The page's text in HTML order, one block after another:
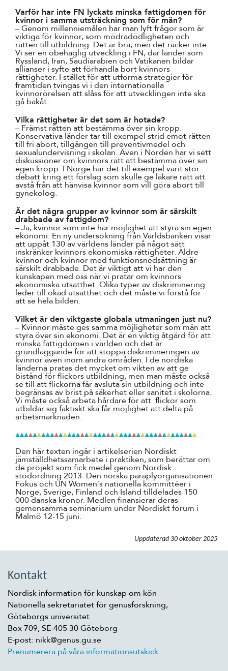
Varför har inte FN lyckats minska fattigdomen för
kvinnor i samma utsträckning som för män?
– Genom millenniemålen har man lyft frågor som är
viktiga för kvinnor, som mödradödligheten och
rätten till utbildning. Det är bra, men det räcker inte.
Vi ser en obehaglig utveckling i FN, där länder som
Ryssland, Iran, Saudiarabien och Vatikanen bildar
allianser i syfte att förhandla bort kvinnors
rättigheter. I stället för att utforma strategier för
framtiden tvingas vi i den internationella
kvinnorörelsen att slåss för att utvecklingen inte ska
gå bakåt.
Vilka rättigheter är det som är hotade?
– Främst rätten att bestämma över sin kropp.
Konservativa länder tar till exempel strid emot rätten
till fri abort, tillgången till preventivmedel och
sexualundervisning i skolan. Även i Norden har vi sett
diskussioner om kvinnors rätt att bestämma över sin
egen kropp. I Norge har det till exempel varit stor
debatt kring ett förslag som skulle ge läkare rätt att
avstå från att hänvisa kvinnor som vill göra abort till
gynekolog.
Är det några grupper av kvinnor som är särskilt
drabbade av fattigdom?
– Ja, kvinnor som inte har möjlighet att styra sin egen
ekonomi. En ny undersökning från Världsbanken visar
att uppåt 130 av världens länder på något sätt
inskränker kvinnors ekonomiska rättigheter. Äldre
kvinnor och kvinnor med funktionsnedsättning är
särskilt drabbade. Det är viktigt att vi har den
kunskapen med oss när vi pratar om kvinnors
ekonomiska utsatthet. Olika typer av diskriminering
leder till ökad utsatthet och det måste vi förstå för
att se hela bilden.
Vilket är den viktgaste globala utmaningen just nu?
– Kvinnor måste ges samma möjligheter som män att
styra över sin ekonomi. Det är en viktig åtgärd för att
minska fattigdomen i världen och det är
grundläggande för att stoppa diskrimineringen av
kvinnor även inom andra områden. I de nordiska
länderna pratas det mycket om vikten av att ge
bistånd för flickors utbildning, men man måste också
se till att flickorna får avsluta sin utbildning och inte
begränsas av brist på säkerhet eller sanitet i skolorna.
Vi måste också arbeta hårdare för att flickor som
utbildar sig faktiskt ska får möjlighet att delta på
arbetsmarknaden.
Den här texten ingår i artikelserien Nordiskt
jämställdhetssamarbete i praktiken, som berättar om
de projekt som fick medel genom Nordisk
stödordning 2013. Den norska paraplyorganisationen
Fokus och UN Women´s nationella kommittéer i
Norge, Sverige, Finland och Island tilldelades 150
000 danska kronor. Medlen finansierar deras
gemensamma seminarium under Nordiskt forum i
Malmö 12-15 juni.
Uppdaterad 30 oktober 2025
Kontakt
Nordisk information för kunskap om kön
Nationella sekretariatet för genusforskning,
Göteborgs universitet
Box 709, SE-405 30 Göteborg
E-post: nikk@genus.gu.se
Prenumerera på våra informationsutskick